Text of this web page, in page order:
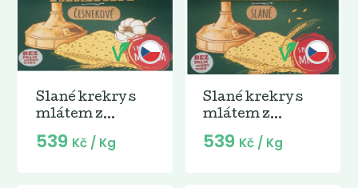
Slané krekry s
mlátem z...
539 Kč / Kg
Slané krekry s
mlátem z...
539 Kč / Kg